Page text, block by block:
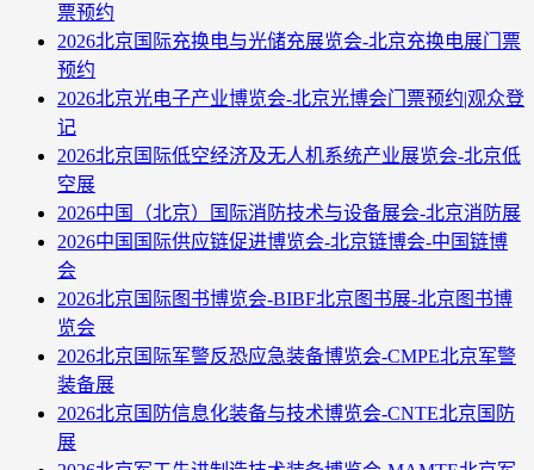
票预约
2026北京国际充换电与光储充展览会-北京充换电展门票
预约
2026北京光电子产业博览会-北京光博会门票预约|观众登
记
2026北京国际低空经济及无人机系统产业展览会-北京低
空展
2026中国（北京）国际消防技术与设备展会-北京消防展
2026中国国际供应链促进博览会-北京链博会-中国链博
会
2026北京国际图书博览会-BIBF北京图书展-北京图书博
览会
2026北京国际军警反恐应急装备博览会-CMPE北京军警
装备展
2026北京国防信息化装备与技术博览会-CNTE北京国防
展